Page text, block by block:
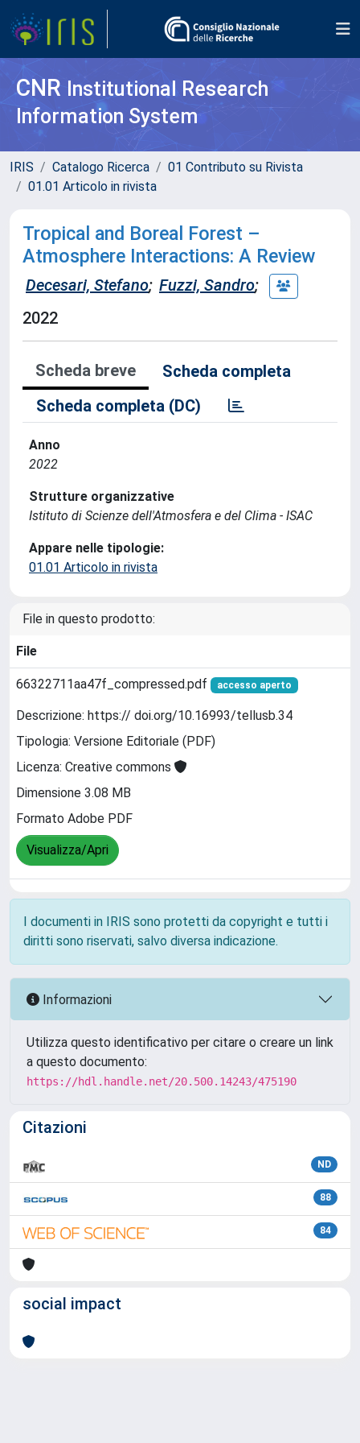
CNR Institutional Research
Information System
IRIS Catalogo Ricerca
01 Contributo su Rivista
01.01 Articolo in rivista
Tropical and Boreal Forest –
Atmosphere Interactions: A Review
Decesari, Stefano; Fuzzi, Sandro;
2022
Scheda breve
Scheda completa
Scheda completa (DC)
Anno
2022
Strutture organizzative
Istituto di Scienze dell'Atmosfera e del Clima - ISAC
Appare nelle tipologie:
01.01 Articolo in rivista
File in questo prodotto:
File
66322711aa47f_compressed.pdf accesso aperto
Descrizione: https:// doi.org/10.16993/tellusb.34
Tipologia: Versione Editoriale (PDF)
Licenza: Creative commons
Dimensione 3.08 MB
Formato Adobe PDF
Visualizza/Apri
I documenti in IRIS sono protetti da copyright e tutti i
diritti sono riservati, salvo diversa indicazione.
Informazioni
Utilizza questo identificativo per citare o creare un link
a questo documento:
https://hdl.handle.net/20.500.14243/475190
Citazioni
ND
88
84
social impact